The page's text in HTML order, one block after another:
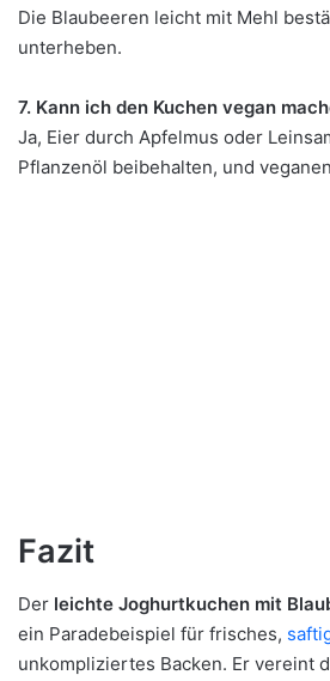
Die Blaubeeren leicht mit Mehl
unterheben.
7. Kann ich den Kuchen vegan
Ja, Eier durch Apfelmus oder
Pflanzenöl beibehalten, und
Fazit
Der leichte Joghurtkuchen mit
ein Paradebeispiel für frisches,
unkompliziertes Backen. Er vereint